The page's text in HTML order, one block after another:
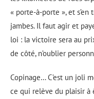
« porte-à-porte », et
jambes. Il faut agir et
loi : la victoire sera au
de côté, n’oublier
Copinage… C’est un joli
ce qui relève du plaisir à